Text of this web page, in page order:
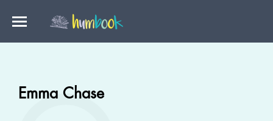
Emma Chase